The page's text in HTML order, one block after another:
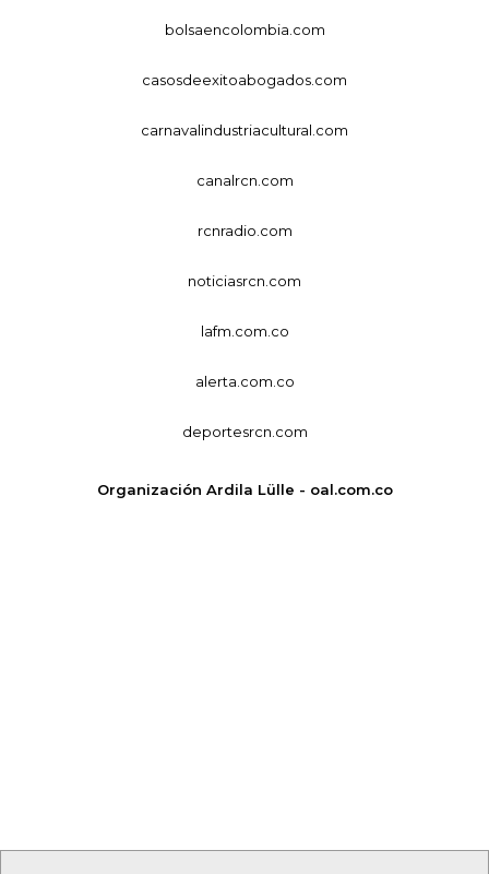
bolsaencolombia.com
casosdeexitoabogados.com
carnavalindustriacultural.com
canalrcn.com
rcnradio.com
noticiasrcn.com
lafm.com.co
alerta.com.co
deportesrcn.com
Organización Ardila Lülle - oal.com.co